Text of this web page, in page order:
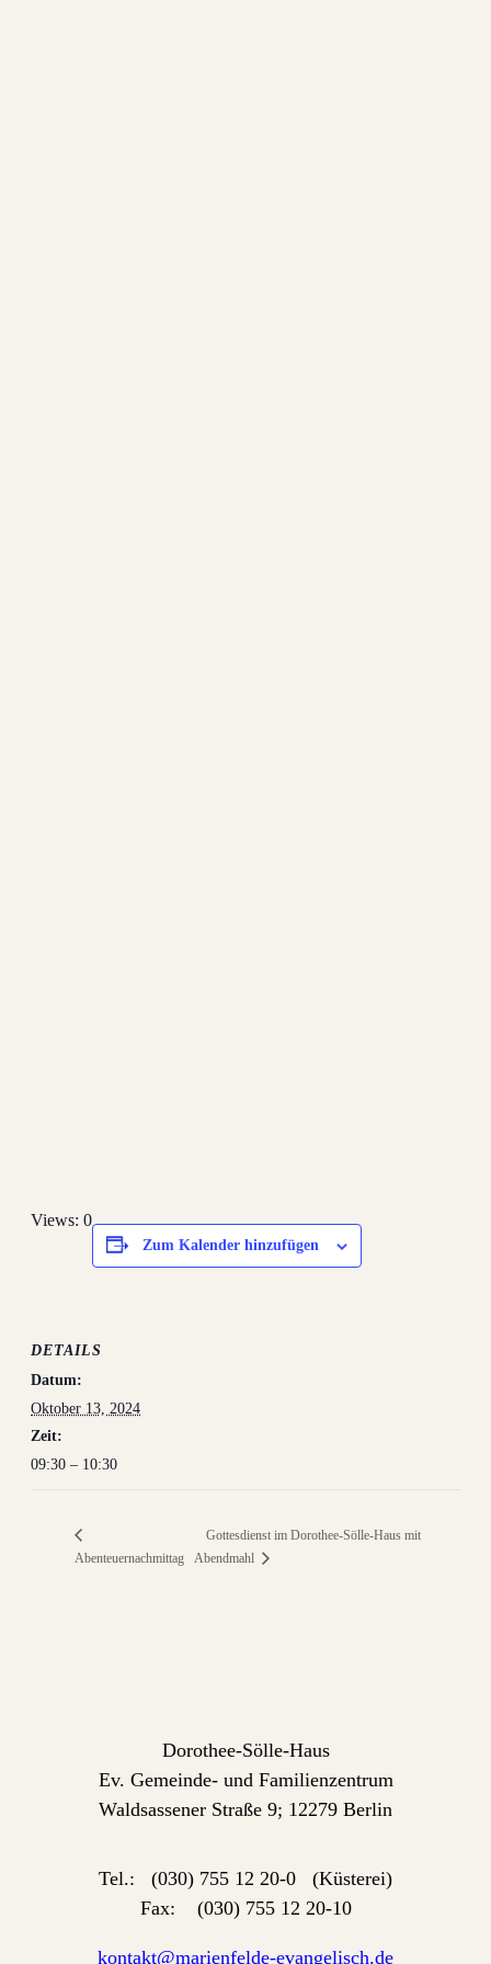
Views: 0
Zum Kalender hinzufügen
DETAILS
Datum:
Oktober 13, 2024
Zeit:
09:30 – 10:30
Abenteuernachmittag
Gottesdienst im Dorothee-Sölle-Haus mit
Abendmahl
Dorothee-Sölle-Haus
Ev. Gemeinde- und Familienzentrum
Waldsassener Straße 9; 12279 Berlin
Tel.: (030) 755 12 20-0 (Küsterei)
Fax: (030) 755 12 20-10
kontakt@marienfelde-evangelisch.de